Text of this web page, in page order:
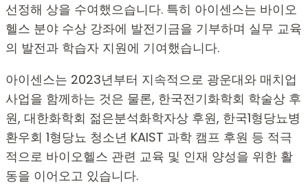
선정해 상을 수여했으습니다. 특히 아이센스는 바이오
헬스 분야 수상 강좌에 발전기금을 기부하며 실무 교육
의 발전과 학습자 지원에 기여했습니다.
아이센스는 2023년부터 지속적으로 광운대와 매치업
사업을 함께하는 것은 물론, 한국전기화학회 학술상 후
원, 대한화학회 젊은분석화학자상 후원, 한국1형당뇨병
환우회 1형당뇨 청소년 KAIST 과학 캠프 후원 등 적극
적으로 바이오헬스 관련 교육 및 인재 양성을 위한 활
동을 이어오고 있습니다.